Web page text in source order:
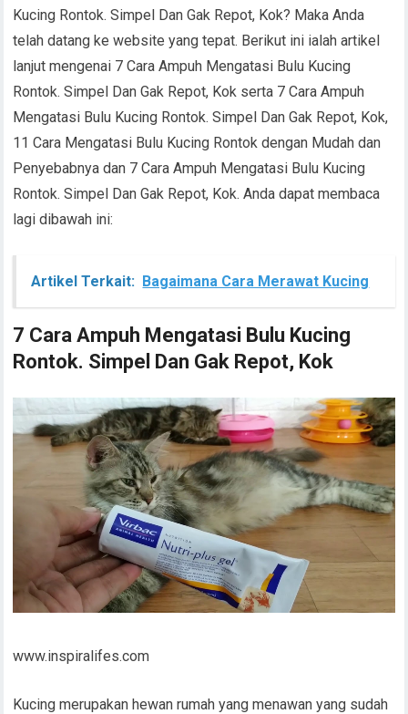
Kucing Rontok. Simpel Dan Gak Repot, Kok? Maka Anda
telah datang ke website yang tepat. Berikut ini ialah artikel
lanjut mengenai 7 Cara Ampuh Mengatasi Bulu Kucing
Rontok. Simpel Dan Gak Repot, Kok serta 7 Cara Ampuh
Mengatasi Bulu Kucing Rontok. Simpel Dan Gak Repot, Kok,
11 Cara Mengatasi Bulu Kucing Rontok dengan Mudah dan
Penyebabnya dan 7 Cara Ampuh Mengatasi Bulu Kucing
Rontok. Simpel Dan Gak Repot, Kok. Anda dapat membaca
lagi dibawah ini:
Artikel Terkait: Bagaimana Cara Merawat Kucing
7 Cara Ampuh Mengatasi Bulu Kucing
Rontok. Simpel Dan Gak Repot, Kok
www.inspiralifes.com
Kucing merupakan hewan rumah yang menawan yang sudah